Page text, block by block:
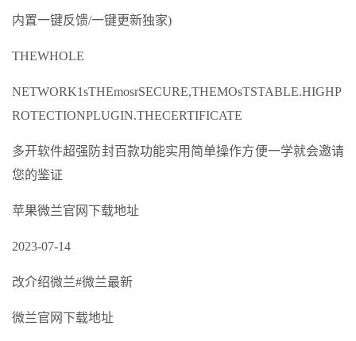
内置一键反馈/一键更新独家)
THEWHOLE
NETWORK1sTHEmosrSECURE,THEMOsTSTABLE.HIGHP
ROTECTIONPLUGIN.THECERTIFICATE
多开软件超强防封百款功能实用简单操作方便一学就会邀请
您的鉴证
苹果微兰官网下载地址
2023-07-14
改介绍微兰#微兰最新
微兰官网下载地址